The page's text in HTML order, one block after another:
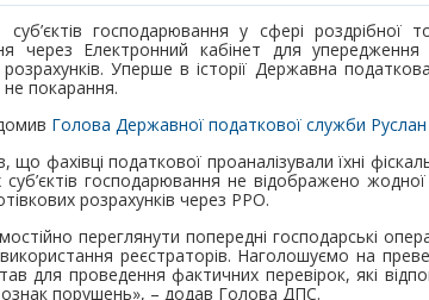
господарювання у сфері роздрібної
через Електронний кабінет для
Уперше в історії Державна
покарання.
Голова Державної податкової служби
що фахівці податкової проаналізували їхні
господарювання не відображено
розрахунків через РРО.
переглянути попередні господарські
реєстраторів. Наголошуємо на
для проведення фактичних перевірок, які
ознак порушень», – додав Голова ДПС.